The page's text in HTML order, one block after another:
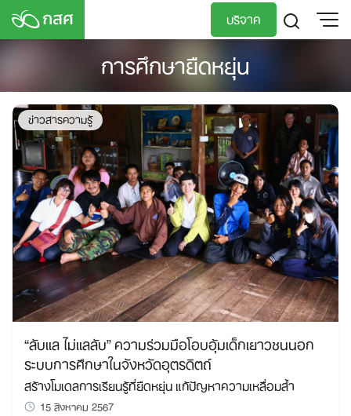
Skip
content
บริจาค
การศึกษายืดหยุ่น
ข่าวสารความรู้
“ลับแล ไม่แลลับ” ความร่วมมือโอบอุ้มเด็กเยาวชนนอก
ระบบการศึกษาในจังหวัดอุตรดิตถ์
สร้างโมเดลการเรียนรู้ที่ยืดหยุ่น แก้ปัญหาความเหลื่อมล้ำ
15 สิงหาคม 2567